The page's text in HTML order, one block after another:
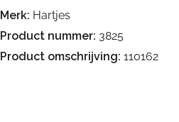
Merk: Hartjes
Product nummer: 3825
Product omschrijving: 110162